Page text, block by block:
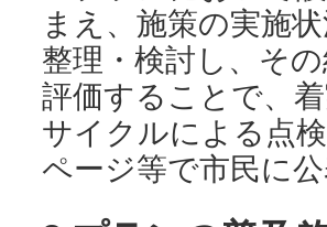
まえ、施策の実施
整理・検討し、そ
評価することで、
サイクルによる点
ページ等で市民に公